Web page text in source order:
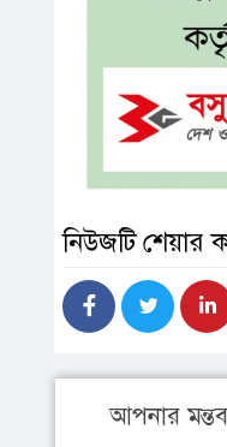
নিউজটি শেয়ার
আপনার